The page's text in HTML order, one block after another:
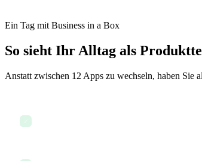
Ein Tag mit Business in a Box
So sieht Ihr Alltag als
Anstatt zwischen 12 Apps zu wechseln, haben Sie